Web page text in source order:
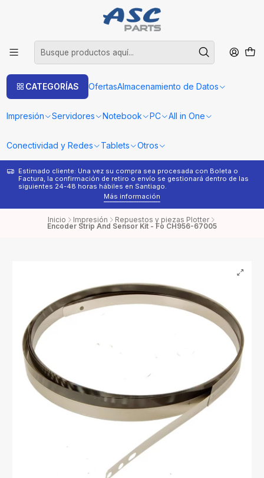
CATEGORÍAS OfertasAlmacenamiento de Datos
Impresión Servidores Notebook PC All in One
Conectividad y Redes Tablets Otros
Estimado cliente: Una vez su compra sea procesada con Boleta o
Factura, la confirmación de retiro o envío se gestionará dentro de las
siguientes 24-48 horas hábiles en Santiago.
Más información
Inicio Impresión Repuestos y piezas Plotter
Encoder Strip And Sensor Kit - Fo CH956-67005